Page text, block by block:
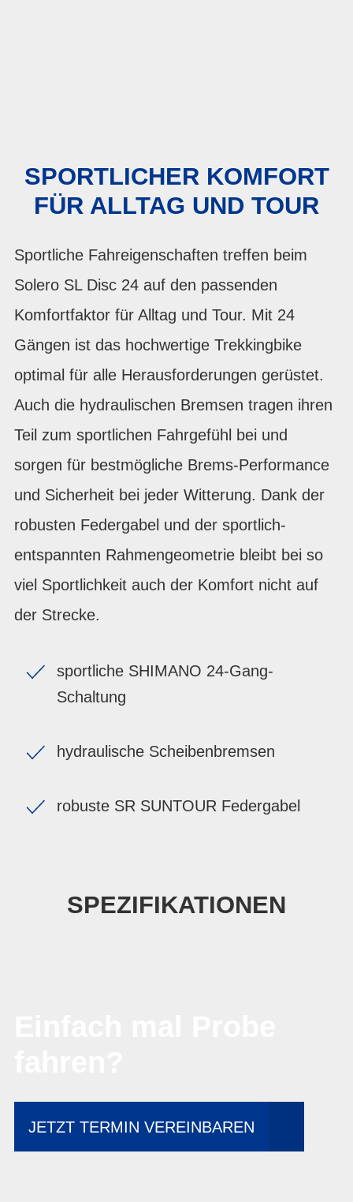
SPORTLICHER KOMFORT
FÜR ALLTAG UND TOUR
Sportliche Fahreigenschaften treffen beim
Solero SL Disc 24 auf den passenden
Komfortfaktor für Alltag und Tour. Mit 24
Gängen ist das hochwertige Trekkingbike
optimal für alle Herausforderungen gerüstet.
Auch die hydraulischen Bremsen tragen ihren
Teil zum sportlichen Fahrgefühl bei und
sorgen für bestmögliche Brems-Performance
und Sicherheit bei jeder Witterung. Dank der
robusten Federgabel und der sportlich-
entspannten Rahmengeometrie bleibt bei so
viel Sportlichkeit auch der Komfort nicht auf
der Strecke.
sportliche SHIMANO 24-Gang-
Schaltung
hydraulische Scheibenbremsen
robuste SR SUNTOUR Federgabel
SPEZIFIKATIONEN
JETZT TERMIN VEREINBAREN